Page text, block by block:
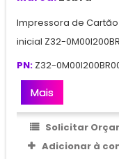
Impressora de Cartão
inicial Z32-
PN: Z32-
Mais
Solicitar
Adicionar à